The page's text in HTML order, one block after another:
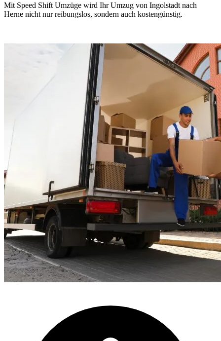
Mit Speed Shift Umzüge wird Ihr Umzug von Ingolstadt nach
Herne nicht nur reibungslos, sondern auch kostengünstig.